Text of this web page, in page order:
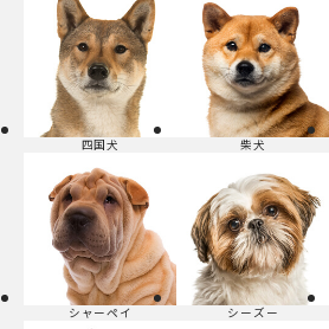
四国犬 柴犬
シャーペイ シーズー